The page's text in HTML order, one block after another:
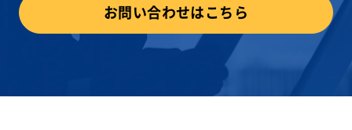
お問い合わせはこちら